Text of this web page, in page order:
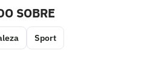
SOBRE
Sport